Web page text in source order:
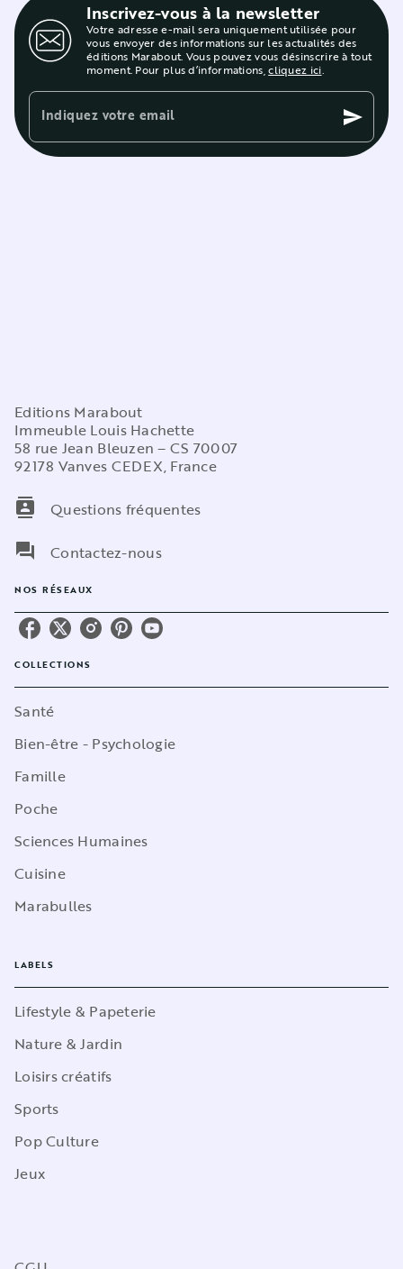
Inscrivez-vous à la newsletter
Votre adresse e-mail sera uniquement utilisée pour
vous envoyer des informations sur les actualités des
éditions Marabout. Vous pouvez vous désinscrire à tout
moment. Pour plus d’informations,cliquez ici.
Indiquez votre email send
Editions Marabout
Immeuble Louis Hachette
58 rue Jean Bleuzen – CS 70007
92178 Vanves CEDEX, France
contacts
Questions fréquentes
question_answer
Contactez-nous
NOS RÉSEAUX
COLLECTIONS
Santé
Bien-être - Psychologie
Famille
Poche
Sciences Humaines
Cuisine
Marabulles
LABELS
Lifestyle & Papeterie
Nature & Jardin
Loisirs créatifs
Sports
Pop Culture
Jeux